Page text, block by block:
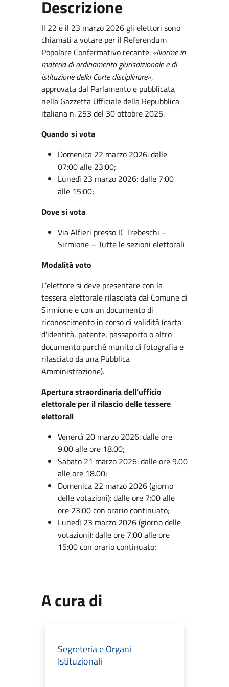
Descrizione
Il 22 e il 23 marzo 2026 gli elettori sono
chiamati a votare per il Referendum
Popolare Confermativo recante: «Norme in
materia di ordinamento giurisdizionale e di
istituzione della Corte disciplinare»,
approvata dal Parlamento e pubblicata
nella Gazzetta Ufficiale della Repubblica
italiana n. 253 del 30 ottobre 2025.
Quando si vota
Domenica 22 marzo 2026: dalle
07:00 alle 23:00;
Lunedì 23 marzo 2026: dalle 7:00
alle 15:00;
Dove si vota
Via Alfieri presso IC Trebeschi –
Sirmione – Tutte le sezioni elettorali
Modalità voto
L’elettore si deve presentare con la
tessera elettorale rilasciata dal Comune di
Sirmione e con un documento di
riconoscimento in corso di validità (carta
d'identità, patente, passaporto o altro
documento purché munito di fotografia e
rilasciato da una Pubblica
Amministrazione).
Apertura straordinaria dell’ufficio
elettorale per il rilascio delle tessere
elettorali
Venerdì 20 marzo 2026: dalle ore
9.00 alle ore 18.00;
Sabato 21 marzo 2026: dalle ore 9.00
alle ore 18.00;
Domenica 22 marzo 2026 (giorno
delle votazioni): dalle ore 7:00 alle
ore 23:00 con orario continuato;
Lunedì 23 marzo 2026 (giorno delle
votazioni): dalle ore 7:00 alle ore
15:00 con orario continuato;
A cura di
Segreteria e Organi
Istituzionali